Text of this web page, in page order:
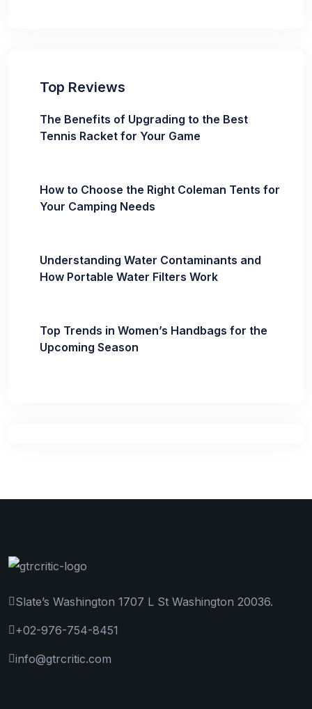
Top Reviews
The Benefits of Upgrading to the Best
Tennis Racket for Your Game
How to Choose the Right Coleman Tents for
Your Camping Needs
Understanding Water Contaminants and
How Portable Water Filters Work
Top Trends in Women’s Handbags for the
Upcoming Season
Slate’s Washington 1707 L St Washington 20036.
+02-976-754-8451
info@gtrcritic.com